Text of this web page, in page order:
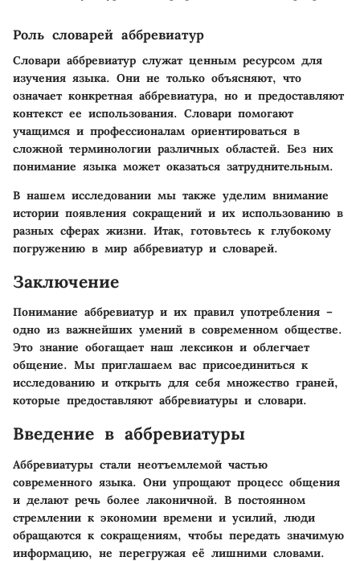
Роль словарей аббревиатур
Словари аббревиатур служат ценным ресурсом для
изучения языка. Они не только объясняют, что
означает конкретная аббревиатура, но и предоставляют
контекст ее использования. Словари помогают
учащимся и профессионалам ориентироваться в
сложной терминологии различных областей. Без них
понимание языка может оказаться затруднительным.
В нашем исследовании мы также уделим внимание
истории появления сокращений и их использованию в
разных сферах жизни. Итак, готовьтесь к глубокому
погружению в мир аббревиатур и словарей.
Заключение
Понимание аббревиатур и их правил употребления –
одно из важнейших умений в современном обществе.
Это знание обогащает наш лексикон и облегчает
общение. Мы приглашаем вас присоединиться к
исследованию и открыть для себя множество граней,
которые предоставляют аббревиатуры и словари.
Введение в аббревиатуры
Аббревиатуры стали неотъемлемой частью
современного языка. Они упрощают процесс общения
и делают речь более лаконичной. В постоянном
стремлении к экономии времени и усилий, люди
обращаются к сокращениям, чтобы передать значимую
информацию, не перегружая её лишними словами.